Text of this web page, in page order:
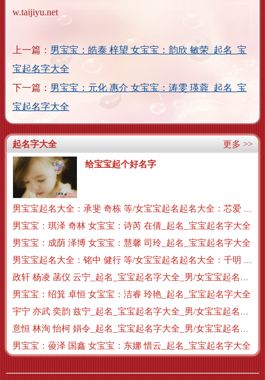
w.taijiyu.net
上一篇： 男宝宝：皓泰 梓望 女宝宝：韵欣 敏荣_起名_宝
宝起名字大全
下一篇： 男宝宝：元化 惠介 女宝宝：涛雯 瑛蓉_起名_宝
宝起名字大全
更多 >>
起名字大全
给宝宝起个好名字
男宝宝起名大全：承斐 奇栋 等/女宝宝起名起名大全：芯爱 素萱 等
男宝宝：琪泽 奇林 女宝宝：诗芮 在倩_起名_宝宝起名字大全
男宝宝：成荫 泽博 女宝宝：慧馨 司玲_起名_宝宝起名字大全
男宝宝起名大全：铭中 健行 等/女宝宝起名起名大全：千明 美曼 等
政轩 杨凌 菡仪 云宁_起名_宝宝起名字大全_男/女宝宝起名大全
男宝宝：绍箕 卓恒 女宝宝：洁睿 玲艳_起名_宝宝起名字大全
宇宁 亦武 奕韵 兹宁_起名_宝宝起名字大全_男/女宝宝起名大全
意恒 林洵 怡柯 娟令_起名_宝宝起名字大全_男/女宝宝起名大全
男宝宝：葰泽 国鑫 女宝宝：东娜 惜云_起名_宝宝起名字大全